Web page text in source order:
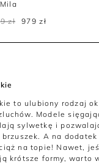
zł
979 zł
to ulubiony rodzaj
Modele
sylwetkę i
A na dodatek
na topie! Nawet,
krótsze formy, warto